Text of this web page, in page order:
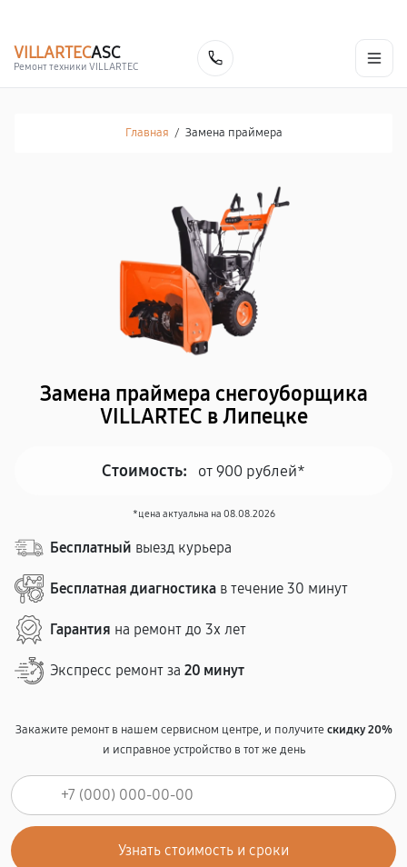
VILLARTECASC
Ремонт техники VILLARTEC
Главная / Замена праймера
Замена праймера снегоуборщика
VILLARTEC в Липецке
Стоимость: от 900 рублей*
*цена актуальна на 08.08.2026
Бесплатный выезд курьера
Бесплатная диагностика в течение 30 минут
Гарантия на ремонт до 3х лет
Экспресс ремонт за 20 минут
Закажите ремонт в нашем сервисном центре, и получитескидку 20%
и исправное устройство в тот же день